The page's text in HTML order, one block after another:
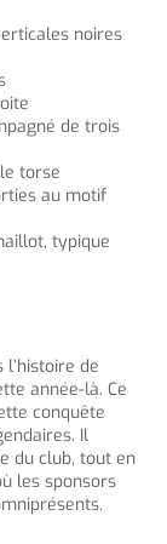
noires
de trois
torse
au motif
typique
de
année-là. Ce
conquête
Il
du club, tout en
les sponsors